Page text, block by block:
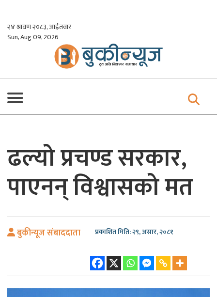
content
२४ श्रावण २०८३, आईतवार
Sun, Aug 09, 2026
ढल्यो प्रचण्ड सरकार,
पाएनन् विश्वासको मत
बुकीन्यूज संबाददाता प्रकाशित मिति: २९, असार, २०८१